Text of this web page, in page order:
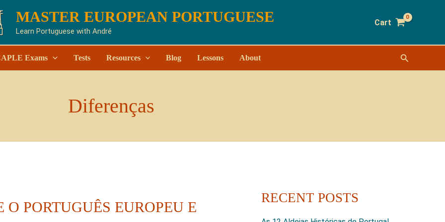
MASTER EUROPEAN PORTUGUESE
Learn Portuguese with André
Cart
Exams Tests Resources Blog Lessons About Search
Diferenças
PORTUGUÊS EUROPEU E
RECENT POSTS